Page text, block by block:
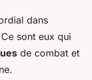
dans
sont eux qui
de combat et